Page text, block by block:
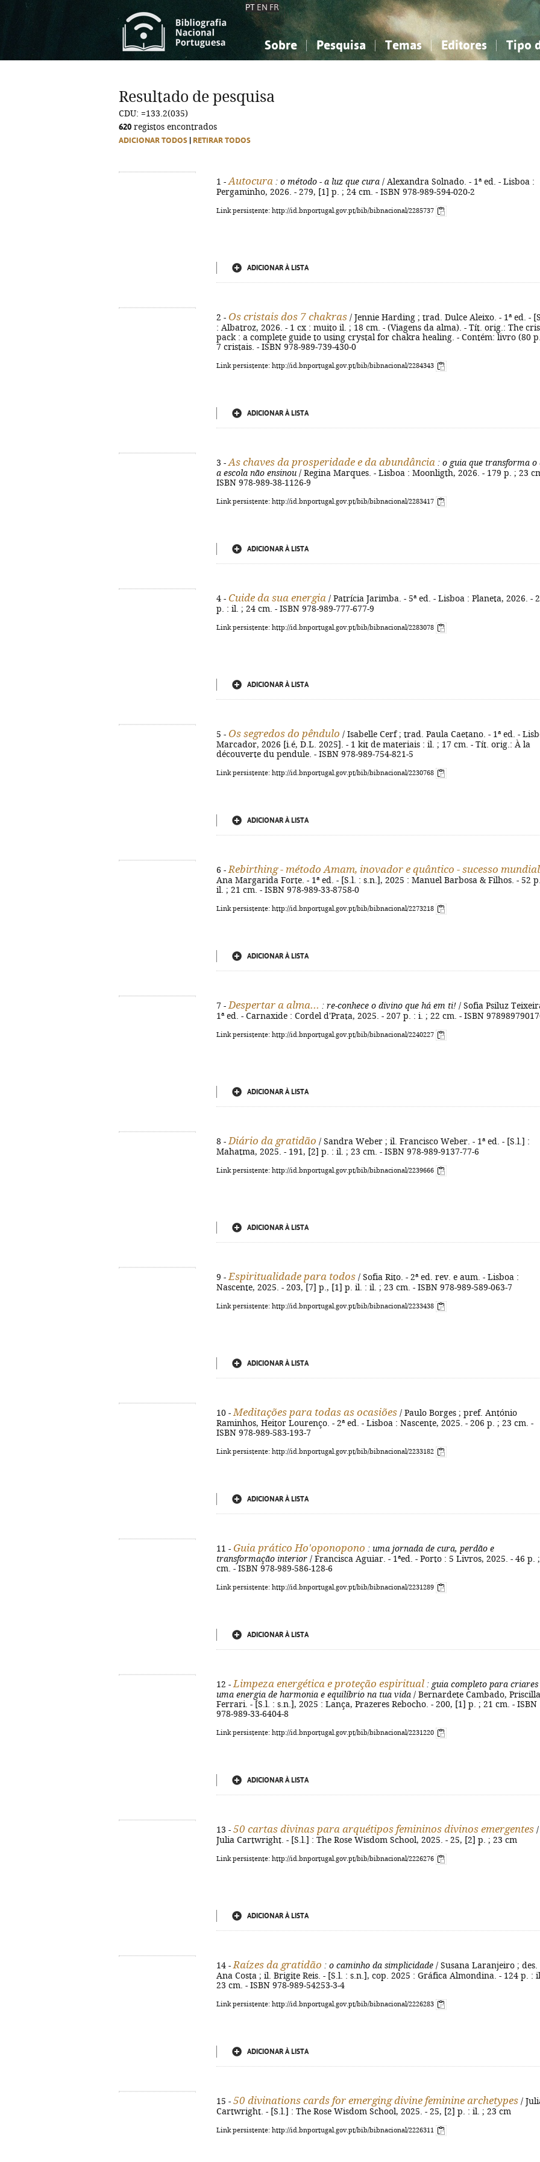
PT EN FR
Sobre Pesquisa Temas
Ciências sociais...
Editores Tipo
Ciências sociais...
Resultado de pesquisa
CDU: =133.2(035)
620 registos encontrados
ADICIONAR TODOS RETIRAR TODOS
1 - Autocura : o método - a luz que cura / Alexandra Solnado. - 1ª ed. - Lisboa :
Pergaminho, 2026. - 279, [1] p. ; 24 cm. - ISBN 978-989-594-020-2
Link persistente: http://id.bnportugal.gov.pt/bib/bibnacional/2285737
ADICIONAR À LISTA
2 - Os cristais dos 7 chakras / Jennie Harding ; trad. Dulce Aleixo. - 1ª ed. -
: Albatroz, 2026. - 1 cx : muito il. ; 18 cm. - (Viagens da alma). - Tít. orig.: The
pack : a complete guide to using crystal for chakra healing. - Contém: livro (80
7 cristais. - ISBN 978-989-739-430-0
Link persistente: http://id.bnportugal.gov.pt/bib/bibnacional/2284343
ADICIONAR À LISTA
3 - As chaves da prosperidade e da abundância : o guia que transforma o
a escola não ensinou / Regina Marques. - Lisboa : Moonligth, 2026. - 179 p. ; 23
ISBN 978-989-38-1126-9
Link persistente: http://id.bnportugal.gov.pt/bib/bibnacional/2283417
ADICIONAR À LISTA
4 - Cuide da sua energia / Patrícia Jarimba. - 5ª ed. - Lisboa : Planeta, 2026. -
p. : il. ; 24 cm. - ISBN 978-989-777-677-9
Link persistente: http://id.bnportugal.gov.pt/bib/bibnacional/2283078
ADICIONAR À LISTA
5 - Os segredos do pêndulo / Isabelle Cerf ; trad. Paula Caetano. - 1ª ed. -
Marcador, 2026 [i.é, D.L. 2025]. - 1 kit de materiais : il. ; 17 cm. - Tít. orig.: À la
découverte du pendule. - ISBN 978-989-754-821-5
Link persistente: http://id.bnportugal.gov.pt/bib/bibnacional/2230768
ADICIONAR À LISTA
6 - Rebirthing - método Amam, inovador e quântico - sucesso mundial
Ana Margarida Forte. - 1ª ed. - [S.l. : s.n.], 2025 : Manuel Barbosa & Filhos. - 52
il. ; 21 cm. - ISBN 978-989-33-8758-0
Link persistente: http://id.bnportugal.gov.pt/bib/bibnacional/2273218
ADICIONAR À LISTA
7 - Despertar a alma... : re-conhece o divino que há em ti! / Sofia Psiluz
1ª ed. - Carnaxide : Cordel d'Prata, 2025. - 207 p. : i. ; 22 cm. - ISBN
Link persistente: http://id.bnportugal.gov.pt/bib/bibnacional/2240227
ADICIONAR À LISTA
8 - Diário da gratidão / Sandra Weber ; il. Francisco Weber. - 1ª ed. - [S.l.] :
Mahatma, 2025. - 191, [2] p. : il. ; 23 cm. - ISBN 978-989-9137-77-6
Link persistente: http://id.bnportugal.gov.pt/bib/bibnacional/2239666
ADICIONAR À LISTA
9 - Espiritualidade para todos / Sofia Rito. - 2ª ed. rev. e aum. - Lisboa :
Nascente, 2025. - 203, [7] p., [1] p. il. : il. ; 23 cm. - ISBN 978-989-589-063-7
Link persistente: http://id.bnportugal.gov.pt/bib/bibnacional/2233438
ADICIONAR À LISTA
10 - Meditações para todas as ocasiões / Paulo Borges ; pref. António
Raminhos, Heitor Lourenço. - 2ª ed. - Lisboa : Nascente, 2025. - 206 p. ; 23 cm. -
ISBN 978-989-583-193-7
Link persistente: http://id.bnportugal.gov.pt/bib/bibnacional/2233182
ADICIONAR À LISTA
11 - Guia prático Ho'oponopono : uma jornada de cura, perdão e
transformação interior / Francisca Aguiar. - 1ªed. - Porto : 5 Livros, 2025. - 46 p.
cm. - ISBN 978-989-586-128-6
Link persistente: http://id.bnportugal.gov.pt/bib/bibnacional/2231289
ADICIONAR À LISTA
12 - Limpeza energética e proteção espiritual : guia completo para criares
uma energia de harmonia e equilíbrio na tua vida / Bernardete Cambado, Priscilla
Ferrari. - [S.l. : s.n.], 2025 : Lança, Prazeres Rebocho. - 200, [1] p. ; 21 cm. - ISBN
978-989-33-6404-8
Link persistente: http://id.bnportugal.gov.pt/bib/bibnacional/2231220
ADICIONAR À LISTA
13 - 50 cartas divinas para arquétipos femininos divinos emergentes /
Julia Cartwright. - [S.l.] : The Rose Wisdom School, 2025. - 25, [2] p. ; 23 cm
Link persistente: http://id.bnportugal.gov.pt/bib/bibnacional/2226276
ADICIONAR À LISTA
14 - Raízes da gratidão : o caminho da simplicidade / Susana Laranjeiro ; des.
Ana Costa ; il. Brigite Reis. - [S.l. : s.n.], cop. 2025 : Gráfica Almondina. - 124 p. :
23 cm. - ISBN 978-989-54253-3-4
Link persistente: http://id.bnportugal.gov.pt/bib/bibnacional/2226283
ADICIONAR À LISTA
15 - 50 divinations cards for emerging divine feminine archetypes /
Cartwright. - [S.l.] : The Rose Wisdom School, 2025. - 25, [2] p. : il. ; 23 cm
Link persistente: http://id.bnportugal.gov.pt/bib/bibnacional/2226311